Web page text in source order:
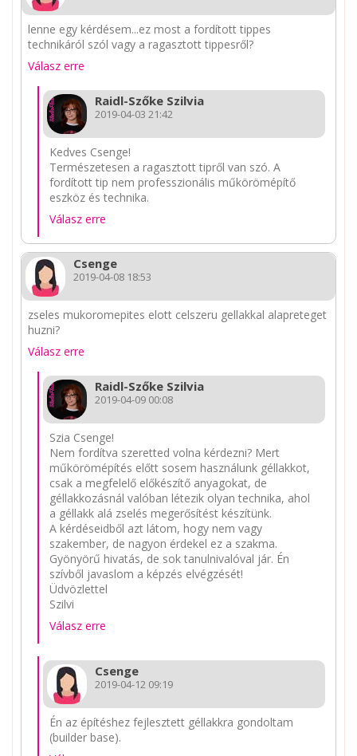
lenne egy kérdésem...ez most a fordított tippes
technikáról szól vagy a ragasztott tippesről?
Válasz erre
Raidl-Szőke Szilvia
2019-04-03 21:42
Kedves Csenge!
Természetesen a ragasztott tipről van szó. A
fordított tip nem professzionális műkörömépítő
eszköz és technika.
Válasz erre
Csenge
2019-04-08 18:53
zseles mukoromepites elott celszeru gellakkal alapreteget
huzni?
Válasz erre
Raidl-Szőke Szilvia
2019-04-09 00:08
Szia Csenge!
Nem fordítva szeretted volna kérdezni? Mert
műkörömépítés előtt sosem használunk géllakkot,
csak a megfelelő előkészítő anyagokat, de
géllakkozásnál valóban létezik olyan technika, ahol
a géllakk alá zselés megerősítést készítünk.
A kérdéseidből azt látom, hogy nem vagy
szakember, de nagyon érdekel ez a szakma.
Gyönyörű hivatás, de sok tanulnivalóval jár. Én
szívből javaslom a képzés elvégzését!
Üdvözlettel
Szilvi
Válasz erre
Csenge
2019-04-12 09:19
Én az építéshez fejlesztett géllakkra gondoltam
(builder base).